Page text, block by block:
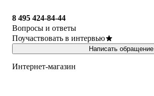
8 495 424-84-44
Вопросы и ответы
Поучаствовать в интервью
Написать обращение
Интернет-магазин